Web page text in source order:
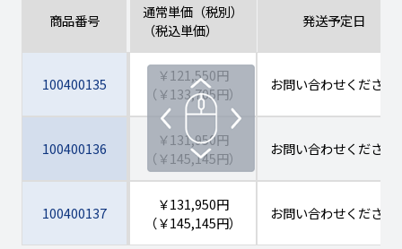
商品番号
通常単価（税別）
（税込単価）
発送予定日
100400135
￥121,550円
（￥133,705円）
お問い合わせください
100400136
￥131,950円
（￥145,145円）
お問い合わせください
100400137
￥131,950円
（￥145,145円）
お問い合わせください